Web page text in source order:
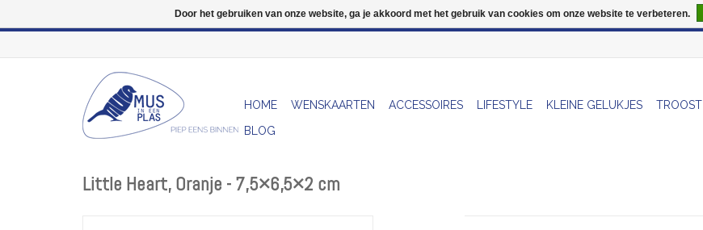
HOME WENSKAARTEN ACCESSOIRES LIFESTYLE KLEINE GELUKJES TROOST
BLOG
Little Heart, Oranje - 7,5×6,5×2 cm
Door het gebruiken van onze website, ga je akkoord met het gebruik van cookies om onze website te verbeteren.
Wij zijn uitzonderlijk gesloten op Do 06/08 en Do 13/08